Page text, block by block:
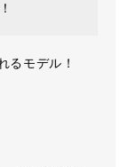
るモデル！